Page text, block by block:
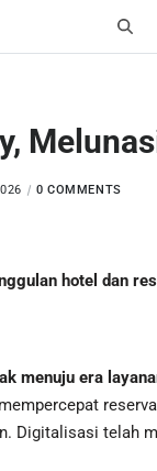
0 COMMENTS
hotel dan
menuju era
Digitalisasi telah